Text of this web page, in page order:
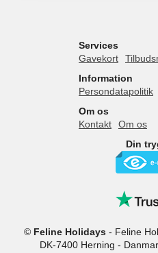
Services
Gavekort
Information
Persondatapolitik
Om os
Kontakt
Om os
Din
© Feline Holidays- Feline
DK-7400 Herning -